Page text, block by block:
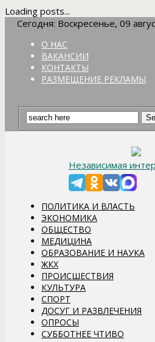
Loading posts...
Сегодня: Воскресенье, 09
О НАС
ВАКАНСИИ
КОНТАКТЫ
РАЗМЕЩЕНИЕ РЕКЛАМЫ
Независимая
ПОЛИТИКА И ВЛАСТЬ
ЭКОНОМИКА
ОБЩЕСТВО
МЕДИЦИНА
ОБРАЗОВАНИЕ И НАУКА
ЖКХ
ПРОИСШЕСТВИЯ
КУЛЬТУРА
СПОРТ
ДОСУГ И РАЗВЛЕЧЕНИЯ
ОПРОСЫ
СУББОТНЕЕ ЧТИВО